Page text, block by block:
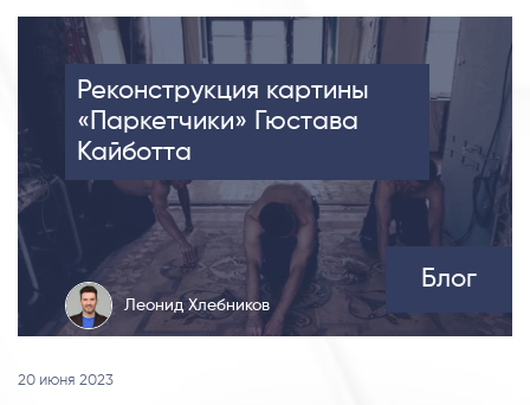
Реконструкция картины
«Паркетчики» Гюстава
Кайботта
Леонид Хлебников
Блог
20 июня 2023